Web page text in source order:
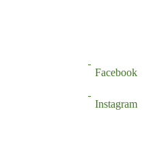
Facebook
Instagram